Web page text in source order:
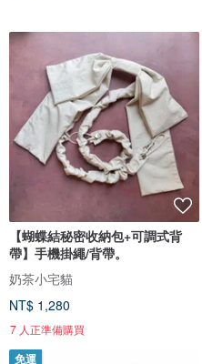
【蝴蝶結秘密收納包+可調式背
帶】手機掛繩/背帶。
奶茶小宅貓
NT$ 1,280
7 人正準備購買
免運